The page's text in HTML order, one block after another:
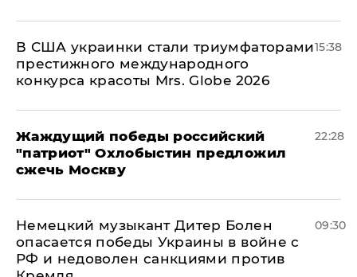
В США украинки стали триумфаторами
престижного международного
конкурса красоты Mrs. Globe 2026
15:38
Жаждущий победы российский
"патриот" Охлобыстин предложил
сжечь Москву
22:28
Немецкий музыкант Дитер Болен
опасается победы Украины в войне с
РФ и недоволен санкциями против
09:30